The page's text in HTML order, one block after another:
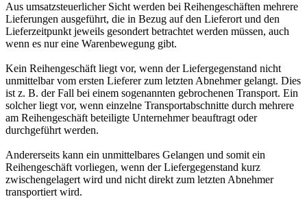
Aus umsatzsteuerlicher Sicht werden bei Reihengeschäften mehrere
Lieferungen ausgeführt, die in Bezug auf den Lieferort und den
Lieferzeitpunkt jeweils gesondert betrachtet werden müssen, auch
wenn es nur eine Warenbewegung gibt.
Kein Reihengeschäft liegt vor, wenn der Liefergegenstand nicht
unmittelbar vom ersten Lieferer zum letzten Abnehmer gelangt. Dies
ist z. B. der Fall bei einem sogenannten gebrochenen Transport. Ein
solcher liegt vor, wenn einzelne Transportabschnitte durch mehrere
am Reihengeschäft beteiligte Unternehmer beauftragt oder
durchgeführt werden.
Andererseits kann ein unmittelbares Gelangen und somit ein
Reihengeschäft vorliegen, wenn der Liefergegenstand kurz
zwischengelagert wird und nicht direkt zum letzten Abnehmer
transportiert wird.